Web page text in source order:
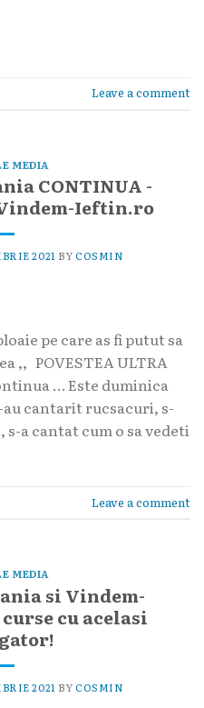
Leave a comment
MEDIA
CONTINUA -
Ieftin.ro
2021 BYCOSMIN
pe care as fi putut sa
,, POVESTEA ULTRA
… Este duminica
cantarit rucsacuri, s-
a cantat cum o sa vedeti
Leave a comment
MEDIA
si Vindem-
cu acelasi
2021 BYCOSMIN